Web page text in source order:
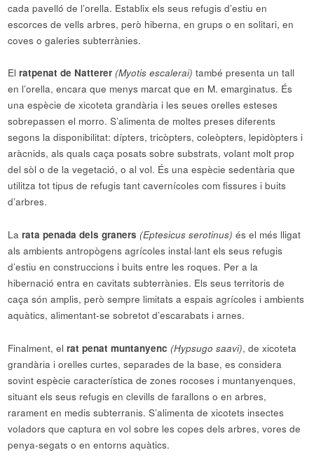
cada pavelló de l’orella. Establix els seus refugis d’estiu en
escorces de vells arbres, però hiberna, en grups o en solitari, en
coves o galeries subterrànies.
Elratpenat de Natterer (Myotis escalerai) també presenta un tall
en l’orella, encara que menys marcat que en M. emarginatus. És
una espècie de xicoteta grandària i les seues orelles esteses
sobrepassen el morro. S’alimenta de moltes preses diferents
segons la disponibilitat: dípters, tricòpters, coleòpters, lepidòpters i
aràcnids, als quals caça posats sobre substrats, volant molt prop
del sòl o de la vegetació, o al vol. És una espècie sedentària que
utilitza tot tipus de refugis tant cavernícoles com fissures i buits
d’arbres.
Larata penada dels graners (Eptesicus serotinus) és el més lligat
als ambients antropògens agrícoles instal·lant els seus refugis
d’estiu en construccions i buits entre les roques. Per a la
hibernació entra en cavitats subterrànies. Els seus territoris de
caça són amplis, però sempre limitats a espais agrícoles i ambients
aquàtics, alimentant-se sobretot d’escarabats i arnes.
Finalment, elrat penat muntanyenc (Hypsugo saavi), de xicoteta
grandària i orelles curtes, separades de la base, es considera
sovint espècie característica de zones rocoses i muntanyenques,
situant els seus refugis en clevills de farallons o en arbres,
rarament en medis subterranis. S’alimenta de xicotets insectes
voladors que captura en vol sobre les copes dels arbres, vores de
penya-segats o en entorns aquàtics.